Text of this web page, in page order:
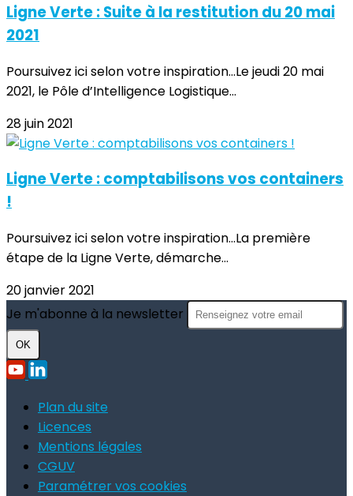
Ligne Verte : Suite à la restitution du 20 mai
2021
Poursuivez ici selon votre inspiration...Le jeudi 20 mai
2021, le Pôle d’Intelligence Logistique...
28 juin 2021
Ligne Verte : comptabilisons vos containers
!
Poursuivez ici selon votre inspiration...La première
étape de la Ligne Verte, démarche...
20 janvier 2021
Je m'abonne à la newsletter
OK
Plan du site
Licences
Mentions légales
CGUV
Paramétrer vos cookies